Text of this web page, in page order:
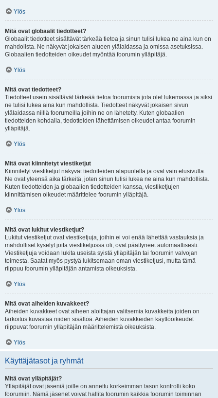
Ylös
Mitä ovat globaalit tiedotteet?
Globaalit tiedotteet sisältävät tärkeää tietoa ja sinun tulisi lukea ne aina kun on
mahdolista. Ne näkyvät jokaisen alueen ylälaidassa ja omissa asetuksissa.
Globaalien tiedotteiden oikeudet myöntää foorumin ylläpitäjä.
Ylös
Mitä ovat tiedotteet?
Tiedotteet usein sisältävät tärkeää tietoa foorumista jota olet lukemassa ja siksi
ne tulisi lukea aina kun mahdollista. Tiedotteet näkyvät jokaisen sivun
ylälaidassa niillä foorumeilla joihin ne on lähetetty. Kuten globaalien
tiedotteiden kohdalla, tiedotteiden lähettämisen oikeudet antaa foorumin
ylläpitäjä.
Ylös
Mitä ovat kiinnitetyt viestiketjut
Kiinnitetyt viestiketjut näkyvät tiedotteiden alapuolella ja ovat vain etusivulla.
Ne ovat yleensä aika tärkeitä, joten sinun tulisi lukea ne aina kun mahdollista.
Kuten tiedotteiden ja globaalien tiedotteiden kanssa, viestiketjujen
kiinnittämisen oikeudet määrittelee foorumin ylläpitäjä.
Ylös
Mitä ovat lukitut viestiketjut?
Lukitut viestiketjut ovat viestiketjuja, joihin ei voi enää lähettää vastauksia ja
mahdolliset kyselyt joita viestiketjussa oli, ovat päättyneet automaattisesti.
Viestiketjuja voidaan lukita useista syistä ylläpitäjän tai foorumin valvojan
toimesta. Saatat myös pystyä lukitsemaan oman viestiketjusi, mutta tämä
riippuu foorumin ylläpitäjän antamista oikeuksista.
Ylös
Mitä ovat aiheiden kuvakkeet?
Aiheiden kuvakkeet ovat aiheen aloittajan valitsemia kuvakkeita joiden on
tarkoitus kuvastaa niiden sisältöä. Aiheiden kuvakkeiden käyttöoikeudet
riippuvat foorumin ylläpitäjän määrittelemistä oikeuksista.
Ylös
Käyttäjätasot ja ryhmät
Mitä ovat ylläpitäjät?
Ylläpitäjät ovat jäseniä joille on annettu korkeimman tason kontrolli koko
foorumiin. Nämä jäsenet voivat hallita foorumin kaikkia foorumin toiminnan